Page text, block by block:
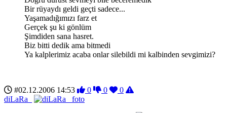
Bir rüyaydı geldi geçti sadece...
Yaşamadığımızı farz et
Gerçek şu ki gönlüm
Şimdiden sana hasret.
Biz bitti dedik ama bitmedi
Ya kalplerimiz acaba onlar silebildi mi kalbinden sevgimizi?
#02.12.2006 14:53 0 0
0
diLaRa_